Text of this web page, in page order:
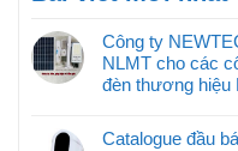
Công ty
NLMT cho các
đèn thương hiệu
Catalogue đầu